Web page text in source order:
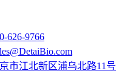
626-9766
市江北新区浦乌北路11号